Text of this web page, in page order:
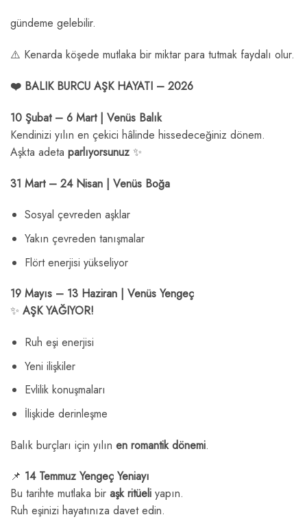
gündeme gelebilir.
⚠️ Kenarda köşede mutlaka bir miktar para tutmak faydalı olur.
❤️ BALIK BURCU AŞK HAYATI – 2026
10 Şubat – 6 Mart | Venüs Balık
Kendinizi yılın en çekici hâlinde hissedeceğiniz dönem.
Aşkta adeta parlıyorsunuz ✨
31 Mart – 24 Nisan | Venüs Boğa
Sosyal çevreden aşklar
Yakın çevreden tanışmalar
Flört enerjisi yükseliyor
19 Mayıs – 13 Haziran | Venüs Yengeç
✨ AŞK YAĞIYOR!
Ruh eşi enerjisi
Yeni ilişkiler
Evlilik konuşmaları
İlişkide derinleşme
Balık burçları için yılın en romantik dönemi.
📌 14 Temmuz Yengeç Yeniayı
Bu tarihte mutlaka bir aşk ritüeli yapın.
Ruh eşinizi hayatınıza davet edin.